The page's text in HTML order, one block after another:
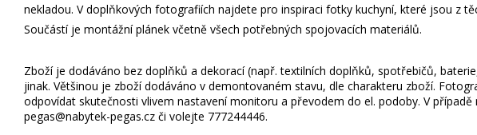
nekladou. V doplňkových fotografiích najdete pro inspiraci fotky kuchyní, které jsou z
Součástí je montážní plánek včetně všech potřebných spojovacích materiálů.
Zboží je dodáváno bez doplňků a dekorací (např. textilních doplňků, spotřebičů,
jinak. Většinou je zboží dodáváno v demontovaném stavu, dle charakteru zboží.
odpovídat skutečnosti vlivem nastavení monitoru a převodem do el. podoby. V
pegas@nabytek-pegas.cz či volejte 777244446.